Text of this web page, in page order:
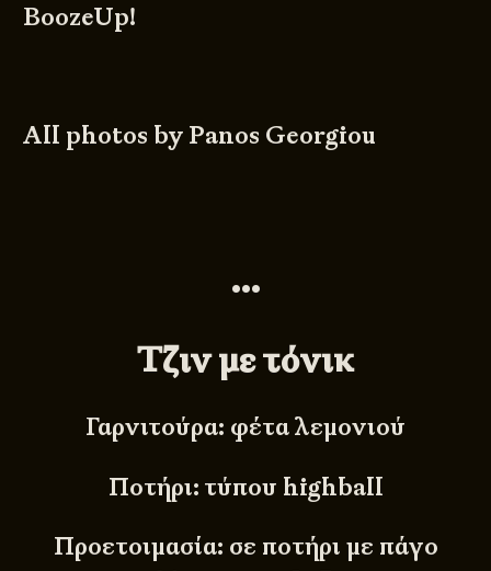
BoozeUp!
All photos by Panos Georgiou
•••
Τζιν με τόνικ
Γαρνιτούρα: φέτα λεμονιού
Ποτήρι: τύπου highball
Προετοιμασία: σε ποτήρι με πάγο